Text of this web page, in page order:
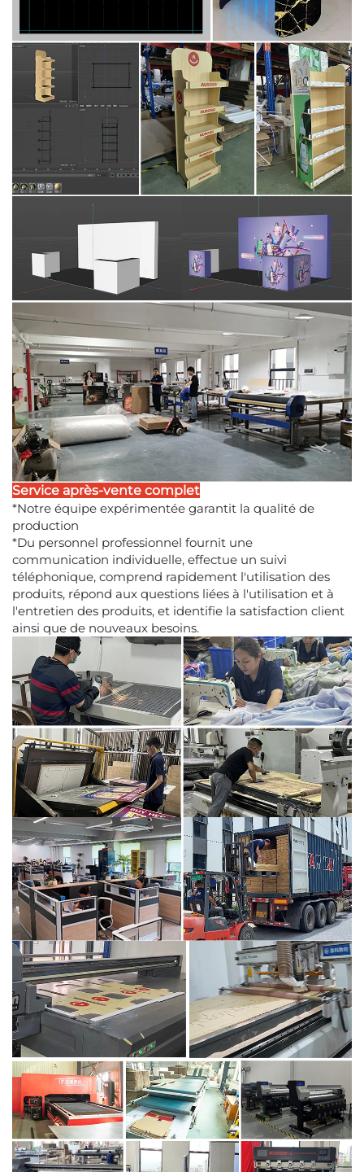
Service après-vente complet
*Notre équipe expérimentée garantit la qualité de
production
*Du personnel professionnel fournit une
communication individuelle, effectue un suivi
téléphonique, comprend rapidement l'utilisation des
produits, répond aux questions liées à l'utilisation et à
l'entretien des produits, et identifie la satisfaction client
ainsi que de nouveaux besoins.